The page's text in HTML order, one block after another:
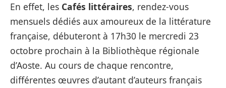
En effet, les Cafés littéraires, rendez-vous
mensuels dédiés aux amoureux de la littérature
française, débuteront à 17h30 le mercredi 23
octobre prochain à la Bibliothèque régionale
d’Aoste. Au cours de chaque rencontre,
différentes œuvres d’autant d’auteurs français